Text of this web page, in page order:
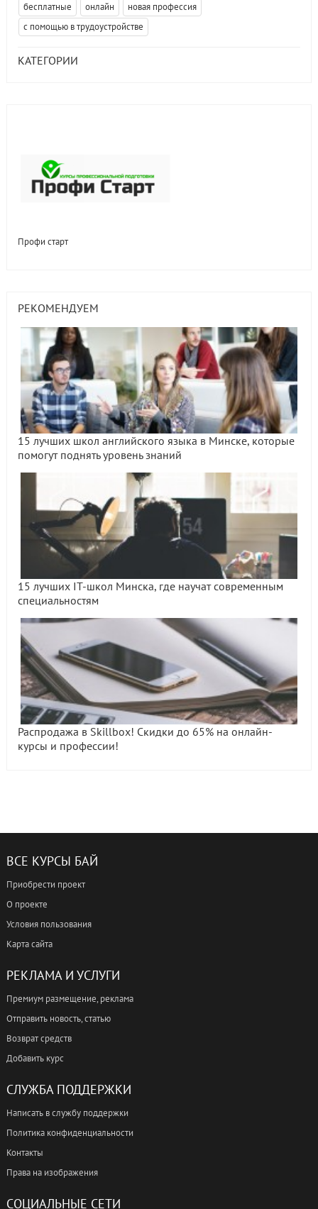
бесплатные онлайн
новая профессия
с помощью в трудоустройстве
КАТЕГОРИИ
Профи старт
РЕКОМЕНДУЕМ
15 лучших школ английского языка в Минске, которые
помогут поднять уровень знаний
15 лучших IT-школ Минска, где научат современным
специальностям
Распродажа в Skillbox! Скидки до 65% на онлайн-
курсы и профессии!
ВСЕ КУРСЫ БАЙ
Приобрести проект
О проекте
Условия пользования
Карта сайта
РЕКЛАМА И УСЛУГИ
Премиум размещение, реклама
Отправить новость, статью
Возврат средств
Добавить курс
СЛУЖБА ПОДДЕРЖКИ
Написать в службу поддержки
Политика конфиденциальности
Контакты
Права на изображения
СОЦИАЛЬНЫЕ СЕТИ